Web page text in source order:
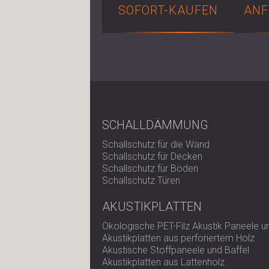
SOFORT-KAUFEN
SCHALLDÄMMUNG
Schallschutz für die Wand
Schallschutz für Decken
Schallschutz für Böden
Schallschutz Türen
AKUSTIKPLATTEN
Ökologische PET-Filz Akustik Paneele
Akustikplatten aus perforiertem Holz
Akustische Stoffpaneele und Baffel
Akustikplatten aus Lattenholz